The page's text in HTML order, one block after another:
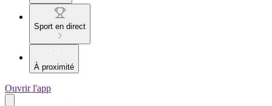
Sport en direct
À proximité
Ouvrir l'app